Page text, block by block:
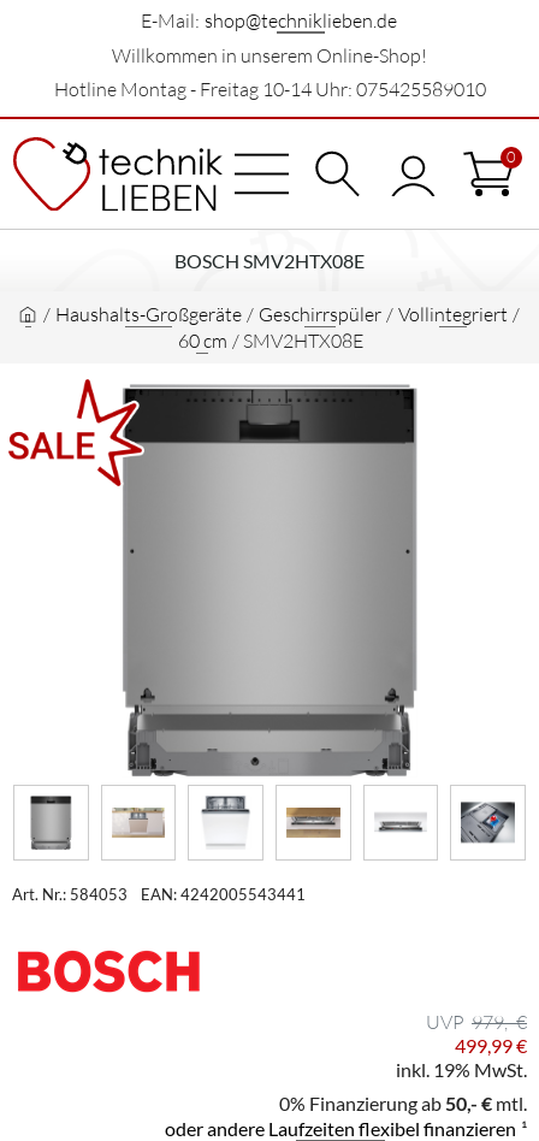
E-Mail: shop@techniklieben.de
Willkommen in unserem Online-Shop!
Hotline Montag - Freitag 10-14 Uhr: 075425589010
0
BOSCH SMV2HTX08E
/ Haushalts-Großgeräte / Geschirrspüler / Vollintegriert /
60 cm / SMV2HTX08E
Art. Nr.: 584053 EAN: 4242005543441
979,- €
499,99 €
inkl. 19% MwSt.
0% Finanzierung ab 50,- € mtl.
oder andere Laufzeiten flexibel finanzieren ¹